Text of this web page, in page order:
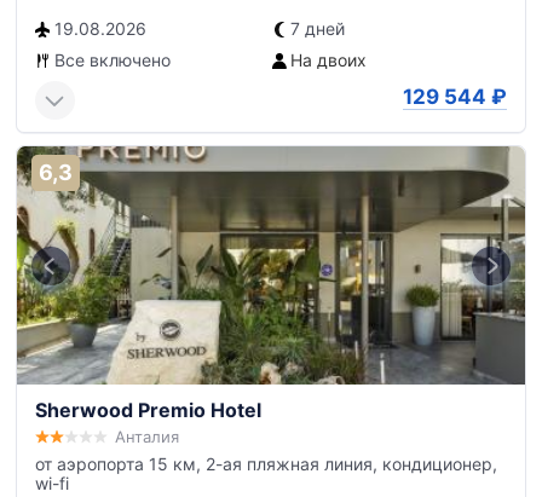
19.08.2026
7 дней
Все включено
На двоих
129 544 ₽
6,3
Sherwood Premio Hotel
Анталия
от аэропорта 15 км, 2-ая пляжная линия, кондиционер,
wi-fi